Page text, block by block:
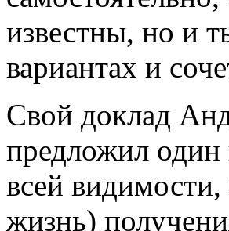
известны, но и
вариантах и
Свой доклад
предложил один
всей видимости,
жизнь)